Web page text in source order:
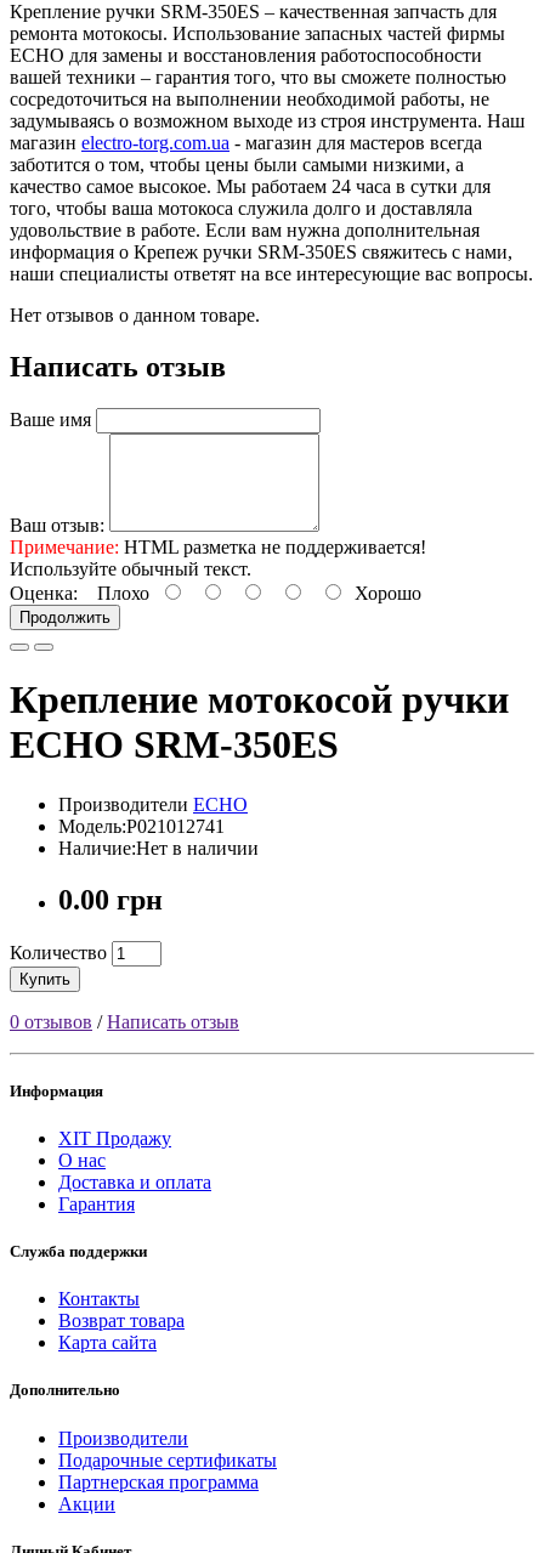
Крепление ручки SRM-350ES – качественная запчасть для
ремонта мотокосы. Использование запасных частей фирмы
ECHO для замены и восстановления работоспособности
вашей техники – гарантия того, что вы сможете полностью
сосредоточиться на выполнении необходимой работы, не
задумываясь о возможном выходе из строя инструмента. Наш
магазин electro-torg.com.ua - магазин для мастеров всегда
заботится о том, чтобы цены были самыми низкими, а
качество самое высокое. Мы работаем 24 часа в сутки для
того, чтобы ваша мотокоса служила долго и доставляла
удовольствие в работе. Если вам нужна дополнительная
информация о Крепеж ручки SRM-350ES свяжитесь с нами,
наши специалисты ответят на все интересующие вас вопросы.
Нет отзывов о данном товаре.
Написать отзыв
Ваше имя
Ваш отзыв:
Примечание: HTML разметка не поддерживается!
Используйте обычный текст.
Оценка: Плохо Хорошо
Продолжить
Крепление мотокосой ручки
ECHO SRM-350ES
Производители ECHO
Модель:P021012741
Наличие:Нет в наличии
0.00 грн
Количество
Купить
0 отзывов /Написать отзыв
Информация
ХІТ Продажу
О нас
Доставка и оплата
Гарантия
Служба поддержки
Контакты
Возврат товара
Карта сайта
Дополнительно
Производители
Подарочные сертификаты
Партнерская программа
Акции